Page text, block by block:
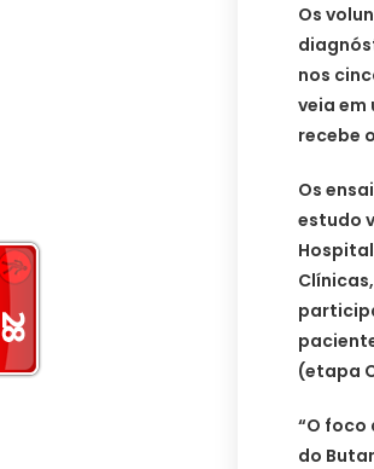
Os
nos
veia em
recebe
Os
estudo
(etapa
“O
do